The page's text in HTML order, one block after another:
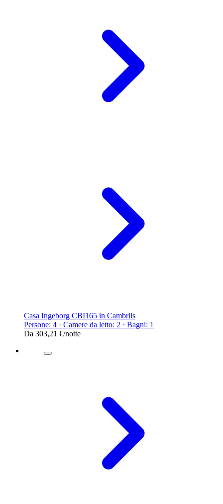
Casa Ingeborg CBI165 in Cambrils
Persone: 4 · Camere da letto: 2 · Bagni: 1
Da 303,21 €/notte